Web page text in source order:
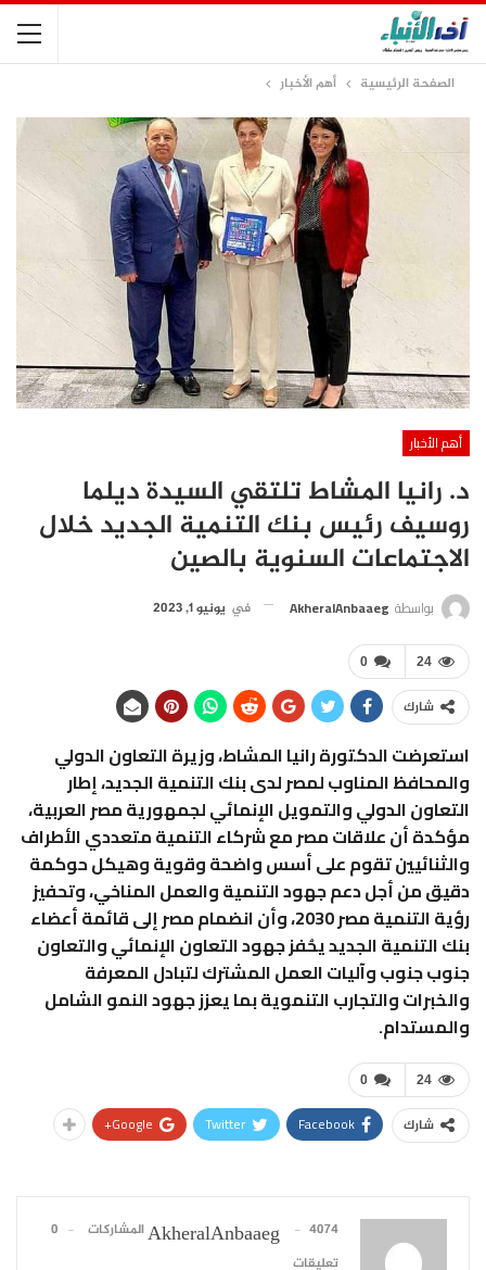
الصفحة الرئيسية أهم الأخبار
أهم الأخبار
د. رانيا المشاط تلتقي السيدة ديلما
روسيف رئيس بنك التنمية الجديد خلال
الاجتماعات السنوية بالصين
بواسطة AkheralAnbaaeg في يونيو 1, 2023
0 24
شارك
استعرضت الدكتورة رانيا المشاط، وزيرة التعاون الدولي
والمحافظ المناوب لمصر لدى بنك التنمية الجديد، إطار
التعاون الدولي والتمويل الإنمائي لجمهورية مصر العربية،
مؤكدة أن علاقات مصر مع شركاء التنمية متعددي الأطراف
والثنائيين تقوم على أسس واضحة وقوية وهيكل حوكمة
دقيق من أجل دعم جهود التنمية والعمل المناخي، وتحفيز
رؤية التنمية مصر 2030، وأن انضمام مصر إلى قائمة أعضاء
بنك التنمية الجديد يحُفز جهود التعاون الإنمائي والتعاون
جنوب جنوب وآليات العمل المشترك لتبادل المعرفة
والخبرات والتجارب التنموية بما يعزز جهود النمو الشامل
والمستدام.
0 24
شارك Facebook
Twitter
Google+
AkheralAnbaaeg 4074 المشاركات
0
تعليقات